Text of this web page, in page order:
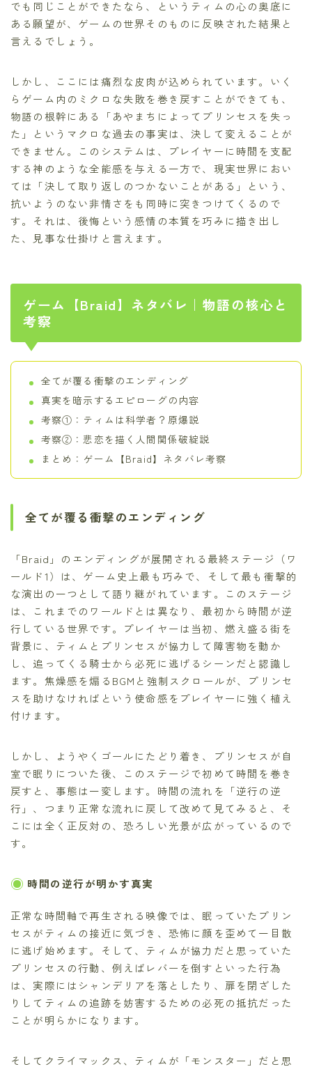
でも同じことができたなら、というティムの心の奥底に
ある願望が、ゲームの世界そのものに反映された結果と
言えるでしょう。
しかし、ここには痛烈な皮肉が込められています。いく
らゲーム内のミクロな失敗を巻き戻すことができても、
物語の根幹にある「あやまちによってプリンセスを失っ
た」というマクロな過去の事実は、決して変えることが
できません。このシステムは、プレイヤーに時間を支配
する神のような全能感を与える一方で、現実世界におい
ては「決して取り返しのつかないことがある」という、
抗いようのない非情さをも同時に突きつけてくるので
す。それは、後悔という感情の本質を巧みに描き出し
た、見事な仕掛けと言えます。
ゲーム【Braid】ネタバレ｜物語の核心と
考察
全てが覆る衝撃のエンディング
真実を暗示するエピローグの内容
考察①：ティムは科学者？原爆説
考察②：悲恋を描く人間関係破綻説
まとめ：ゲーム【Braid】ネタバレ考察
全てが覆る衝撃のエンディング
「Braid」のエンディングが展開される最終ステージ（ワ
ールド1）は、ゲーム史上最も巧みで、そして最も衝撃的
な演出の一つとして語り継がれています。このステージ
は、これまでのワールドとは異なり、最初から時間が逆
行している世界です。プレイヤーは当初、燃え盛る街を
背景に、ティムとプリンセスが協力して障害物を動か
し、追ってくる騎士から必死に逃げるシーンだと認識し
ます。焦燥感を煽るBGMと強制スクロールが、プリンセ
スを助けなければという使命感をプレイヤーに強く植え
付けます。
しかし、ようやくゴールにたどり着き、プリンセスが自
室で眠りについた後、このステージで初めて時間を巻き
戻すと、事態は一変します。時間の流れを「逆行の逆
行」、つまり正常な流れに戻して改めて見てみると、そ
こには全く正反対の、恐ろしい光景が広がっているので
す。
時間の逆行が明かす真実
正常な時間軸で再生される映像では、眠っていたプリン
セスがティムの接近に気づき、恐怖に顔を歪めて一目散
に逃げ始めます。そして、ティムが協力だと思っていた
プリンセスの行動、例えばレバーを倒すといった行為
は、実際にはシャンデリアを落としたり、扉を閉ざした
りしてティムの追跡を妨害するための必死の抵抗だった
ことが明らかになります。
そしてクライマックス、ティムが「モンスター」だと思